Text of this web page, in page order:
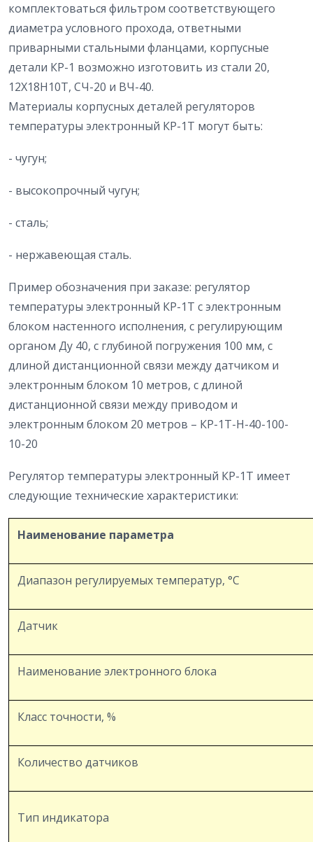
комплектоваться фильтром соответствующего
диаметра условного прохода, ответными
приварными стальными фланцами, корпусные
детали КР-1 возможно изготовить из стали 20,
12Х18Н10Т, СЧ-20 и ВЧ-40.
Материалы корпусных деталей регуляторов
температуры электронный КР-1Т могут быть:
- чугун;
- высокопрочный чугун;
- сталь;
- нержавеющая сталь.
Пример обозначения при заказе: регулятор
температуры электронный КР-1Т с электронным
блоком настенного исполнения, с регулирующим
органом Ду 40, с глубиной погружения 100 мм, с
длиной дистанционной связи между датчиком и
электронным блоком 10 метров, с длиной
дистанционной связи между приводом и
электронным блоком 20 метров – КР-1Т-Н-40-100-
10-20
Регулятор температуры электронный КР-1Т имеет
следующие технические характеристики:
Наименование параметра
Диапазон регулируемых температур, °С
Датчик
Наименование электронного блока
Класс точности, %
Количество датчиков
Тип индикатора